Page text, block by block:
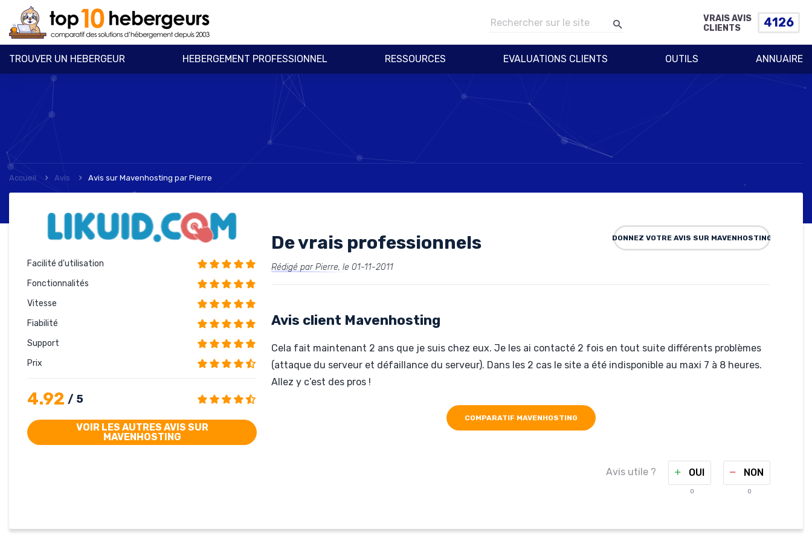
VRAIS AVIS
CLIENTS
4126
TROUVER UN HEBERGEUR HEBERGEMENT PROFESSIONNEL RESSOURCES EVALUATIONS CLIENTS OUTILS ANNUAIRE
Accueil Avis Avis sur Mavenhosting par Pierre
Facilité d'utilisation
Fonctionnalités
Vitesse
Fiabilité
Support
Prix
4.92 / 5
VOIR LES AUTRES AVIS SUR
MAVENHOSTING
De vrais professionnels
Rédigé par Pierre, le 01-11-2011
DONNEZ VOTRE AVIS SUR MAVENHOSTING
Avis client Mavenhosting
Cela fait maintenant 2 ans que je suis chez eux. Je les ai contacté 2 fois en tout suite différents problèmes
(attaque du serveur et défaillance du serveur). Dans les 2 cas le site a été indisponible au maxi 7 à 8 heures.
Allez y c’est des pros !
COMPARATIF MAVENHOSTING
Avis utile ? OUI
0
NON
0